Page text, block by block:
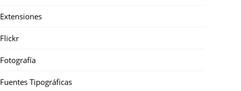
Extensiones
Flickr
Fotografía
Fuentes Tipográficas